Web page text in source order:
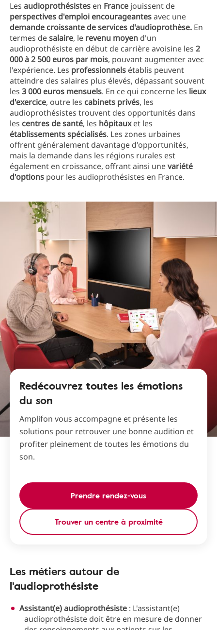
Les audioprothésistes en France jouissent de
perspectives d'emploi encourageantesavec une
demande croissante de services d'audioprothèse. En
termes desalaire, le revenu moyen d'un
audioprothésiste en début de carrière avoisine les 2
000 à 2 500 euros par mois, pouvant augmenter avec
l'expérience. Les professionnels établis peuvent
atteindre des salaires plus élevés, dépassant souvent
les 3 000 euros mensuels. En ce qui concerne les lieux
d'exercice, outre les cabinets privés, les
audioprothésistes trouvent des opportunités dans
les centres de santé, les hôpitauxet les
établissements spécialisés. Les zones urbaines
offrent généralement davantage d'opportunités,
mais la demande dans les régions rurales est
également en croissance, offrant ainsi unevariété
d'options pour les audioprothésistes en France.
Redécouvrez toutes les émotions
du son
Amplifon vous accompagne et présente les
solutions pour retrouver une bonne audition et
profiter pleinement de toutes les émotions du
son.
Prendre rendez-vous
Trouver un centre à proximité
Les métiers autour de
l'audioprothésiste
Assistant(e) audioprothésiste : L'assistant(e)
audioprothésiste doit être en mesure de donner